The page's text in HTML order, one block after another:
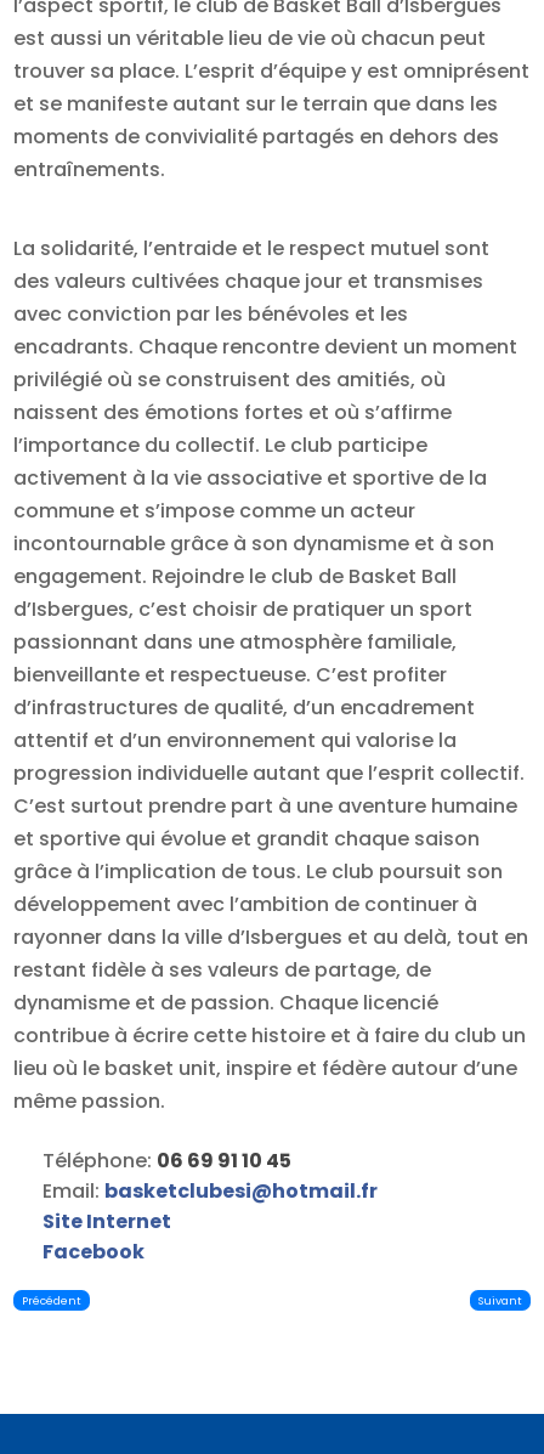
est aussi un véritable lieu de vie où chacun peut
trouver sa place. L’esprit d’équipe y est omniprésent
et se manifeste autant sur le terrain que dans les
moments de convivialité partagés en dehors des
entraînements.
La solidarité, l’entraide et le respect mutuel sont
des valeurs cultivées chaque jour et transmises
avec conviction par les bénévoles et les
encadrants. Chaque rencontre devient un moment
privilégié où se construisent des amitiés, où
naissent des émotions fortes et où s’affirme
l’importance du collectif. Le club participe
activement à la vie associative et sportive de la
commune et s’impose comme un acteur
incontournable grâce à son dynamisme et à son
engagement. Rejoindre le club de Basket Ball
d’Isbergues, c’est choisir de pratiquer un sport
passionnant dans une atmosphère familiale,
bienveillante et respectueuse. C’est profiter
d’infrastructures de qualité, d’un encadrement
attentif et d’un environnement qui valorise la
progression individuelle autant que l’esprit collectif.
C’est surtout prendre part à une aventure humaine
et sportive qui évolue et grandit chaque saison
grâce à l’implication de tous. Le club poursuit son
développement avec l’ambition de continuer à
rayonner dans la ville d’Isbergues et au delà, tout en
restant fidèle à ses valeurs de partage, de
dynamisme et de passion. Chaque licencié
contribue à écrire cette histoire et à faire du club un
lieu où le basket unit, inspire et fédère autour d’une
même passion.
Téléphone: 06 69 91 10 45
Email: basketclubesi@hotmail.fr
Site Internet
Facebook
Précédent Suivant